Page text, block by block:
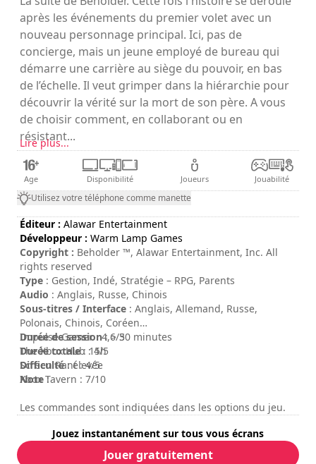
après les événements du premier volet avec un
nouveau personnage principal. Ici, pas de
concierge, mais un jeune employé de bureau qui
démarre une carrière au siège du pouvoir, en bas
de l’échelle. Il veut grimper dans la hiérarchie pour
découvrir la vérité sur la mort de son père. A vous
de choisir comment, en collaborant ou en
résistant...
Lire plus...
Age Disponibilité Joueurs Jouabilité
Utilisez votre téléphone comme manette
Éditeur : Alawar Entertainment
Développeur : Warm Lamp Games
Copyright : Beholder ™, Alawar Entertainment, Inc. All
rights reserved
Type : Gestion, Indé, Stratégie – RPG, Parents
Audio : Anglais, Russe, Chinois
Sous-titres / Interface : Anglais, Allemand, Russe,
Polonais, Chinois, Coréen
Durée de session: > 30 minutes
Durée totale: 15h
Difficulté: élevée
Note:
Impulse Gamer : 4,6/5
The Xbox Hub : 4/5
Screen Rant : 4/5
Xbox Tavern : 7/10
Les commandes sont indiquées dans les options du jeu.
Jouez instantanément sur tous vous écrans
Jouer gratuitement